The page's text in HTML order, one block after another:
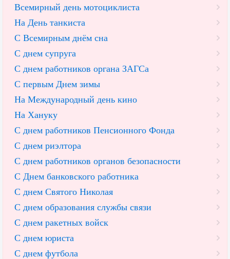
Всемирный день мотоциклиста
На День танкиста
С Всемирным днём сна
С днем супруга
С днем работников органа ЗАГСа
С первым Днем зимы
На Международный день кино
На Хануку
С днем работников Пенсионного Фонда
С днем риэлтора
С днем работников органов безопасности
С Днем банковского работника
С днем Святого Николая
С днем образования службы связи
С днем ракетных войск
С днем юриста
С днем футбола